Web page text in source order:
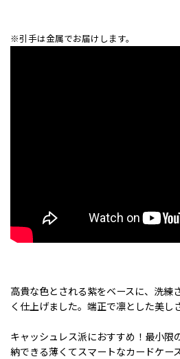
※引手は金属でお届けします。
高貴な色とされる紫をベースに、洗練
く仕上げました。端正で凛とした美し
キャッシュレス派におすすめ！最小限
納できる薄くてスマートなカードケー